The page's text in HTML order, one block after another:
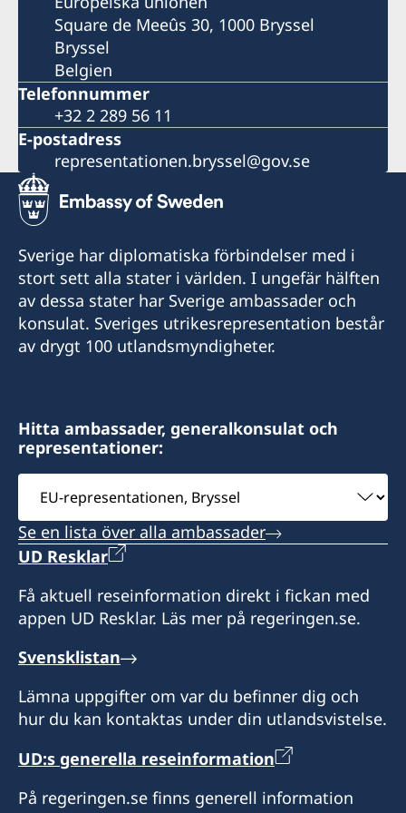
Square de Meeûs 30, 1000 Bryssel
Bryssel
Belgien
Telefonnummer
+32 2 289 56 11
E-postadress
representationen.bryssel@gov.se
Sverige har diplomatiska förbindelser med i
stort sett alla stater i världen. I ungefär hälften
av dessa stater har Sverige ambassader och
konsulat. Sveriges utrikesrepresentation består
av drygt 100 utlandsmyndigheter.
Hitta ambassader, generalkonsulat och
representationer:
Välj
ambassad
Se en lista över alla ambassader
UD Resklar
Få aktuell reseinformation direkt i fickan med
appen UD Resklar. Läs mer på regeringen.se.
Svensklistan
Lämna uppgifter om var du befinner dig och
hur du kan kontaktas under din utlandsvistelse.
UD:s generella reseinformation
På regeringen.se finns generell information